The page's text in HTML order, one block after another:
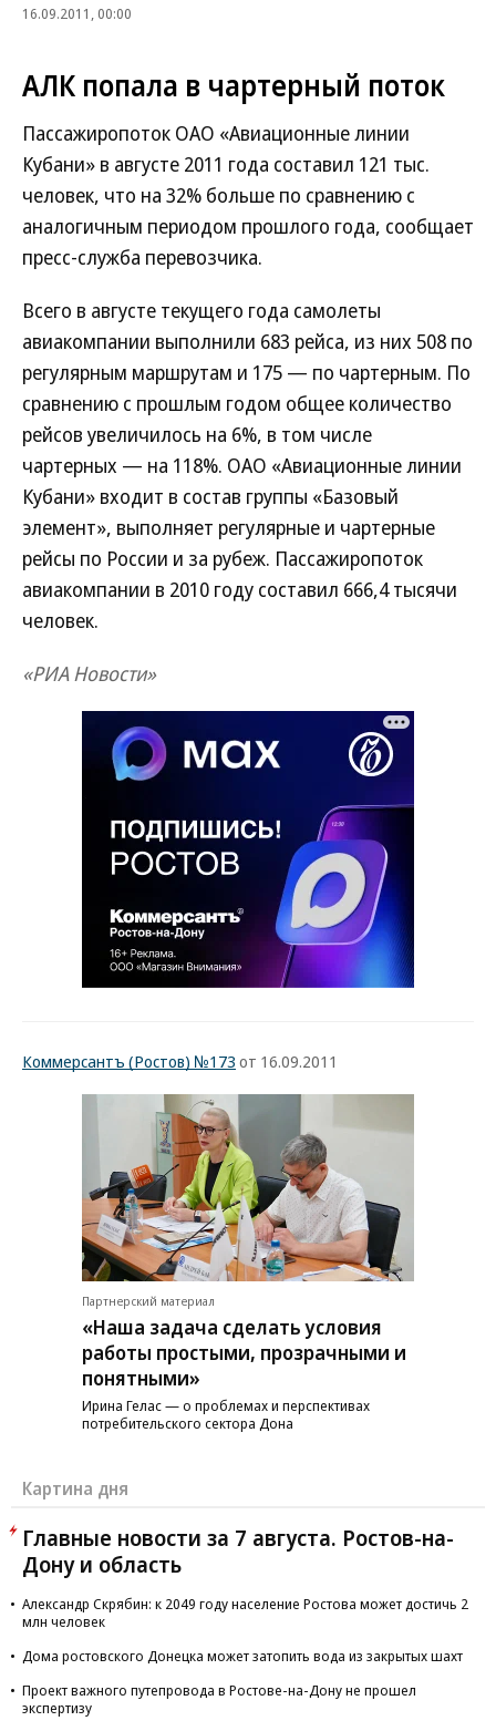
16.09.2011, 00:00
АЛК попала в чартерный поток
Пассажиропоток ОАО «Авиационные линии
Кубани» в августе 2011 года составил 121 тыс.
человек, что на 32% больше по сравнению с
аналогичным периодом прошлого года, сообщает
пресс-служба перевозчика.
Всего в августе текущего года самолеты
авиакомпании выполнили 683 рейса, из них 508 по
регулярным маршрутам и 175 — по чартерным. По
сравнению с прошлым годом общее количество
рейсов увеличилось на 6%, в том числе
чартерных — на 118%. ОАО «Авиационные линии
Кубани» входит в состав группы «Базовый
элемент», выполняет регулярные и чартерные
рейсы по России и за рубеж. Пассажиропоток
авиакомпании в 2010 году составил 666,4 тысячи
человек.
«РИА Новости»
Коммерсантъ (Ростов) №173 от 16.09.2011
Партнерский материал
«Наша задача сделать условия
работы простыми, прозрачными и
понятными»
Ирина Гелас — о проблемах и перспективах
потребительского сектора Дона
Картина дня
Главные новости за 7 августа. Ростов-на-
Дону и область
Александр Скрябин: к 2049 году население Ростова может достичь 2
млн человек
Дома ростовского Донецка может затопить вода из закрытых шахт
Проект важного путепровода в Ростове-на-Дону не прошел
экспертизу